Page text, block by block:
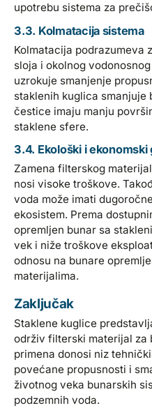
upotrebu sistema za
3.3. Kolmatacija sistema
Kolmatacija podrazumeva
sloja i okolnog
uzrokuje smanjenje
staklenih kuglica
čestice imaju manju
staklene sfere.
3.4. Ekološki i ekonomski
Zamena filterskog
nosi visoke troškove.
voda može imati
ekosistem. Prema
opremljen bunar sa
vek i niže troškove
odnosu na bunare
materijalima.
Zaključak
Staklene kuglice
održiv filterski materijal za
primena donosi niz
povećane propusnosti i
životnog veka bunarskih
podzemnih voda.